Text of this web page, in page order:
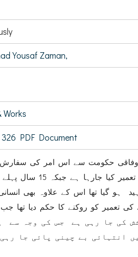
Yousaf Zaman,
Works
PDF Document
حکومت سے اس امر کی سفارش
ضلع مانسہرہ میں شاہراہ قراقرم پردوبارہ ٹول
گیا تھا اس کے علاوہ بھی انسانی
کی جا رہی ہے جس کی وجہ سے
انتہائی بے چینی پائی جا